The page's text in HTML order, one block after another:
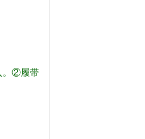
。②履带